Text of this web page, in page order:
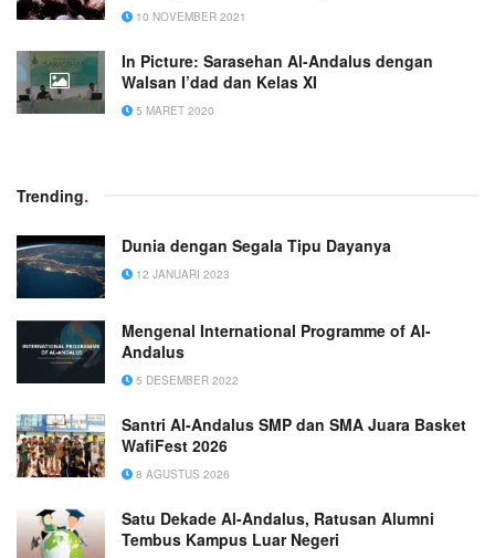
10 NOVEMBER 2021
In Picture: Sarasehan Al-Andalus dengan
Walsan I’dad dan Kelas XI
5 MARET 2020
Trending.
Dunia dengan Segala Tipu Dayanya
12 JANUARI 2023
Mengenal International Programme of Al-
Andalus
5 DESEMBER 2022
Santri Al-Andalus SMP dan SMA Juara Basket
WafiFest 2026
8 AGUSTUS 2026
Satu Dekade Al-Andalus, Ratusan Alumni
Tembus Kampus Luar Negeri